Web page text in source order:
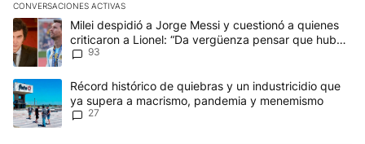
CONVERSACIONES ACTIVAS
Este listado muestra los artículos con más comentarios en los
Un artículo de tendencia con el título "Milei despidió a Jorge
Milei despidió a Jorge Messi y cuestionó a quienes
criticaron a Lionel: “Da vergüenza pensar que hubo
anti-Messi”
93
Un artículo de tendencia con el título "Récord histórico de
Récord histórico de quiebras y un industricidio que
ya supera a macrismo, pandemia y menemismo
27